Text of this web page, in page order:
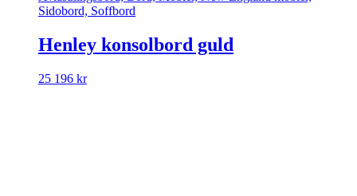
Sidobord, Soffbord
Henley konsolbord guld
25 196 kr